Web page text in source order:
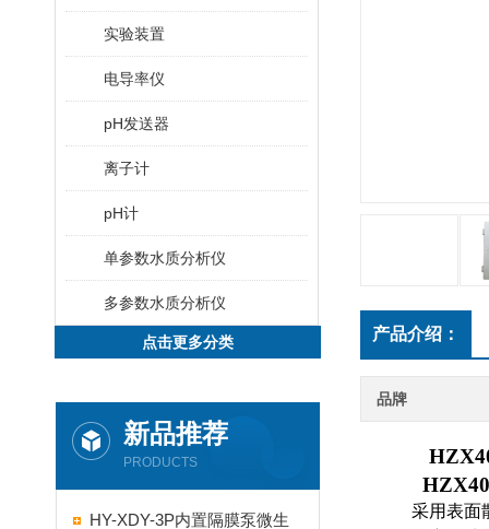
实验装置
电导率仪
pH发送器
离子计
pH计
单参数水质分析仪
多参数水质分析仪
点击更多分类
新品推荐
PRODUCTS
HY-XDY-3P内置隔膜泵微生
产品介绍：
品牌
采用表面